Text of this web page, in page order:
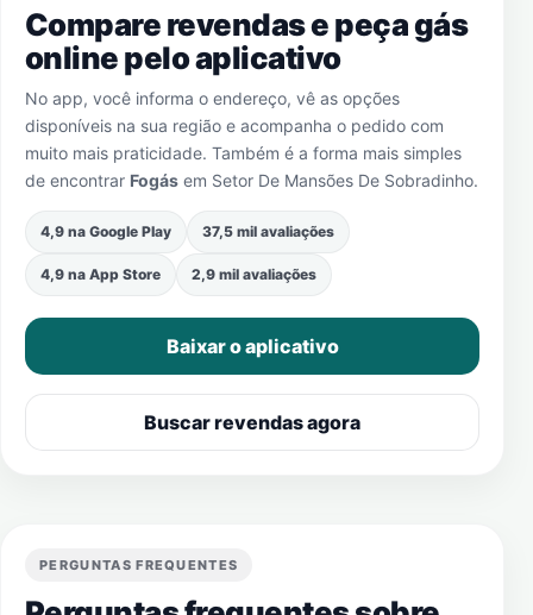
Compare revendas e peça gás
online pelo aplicativo
No app, você informa o endereço, vê as opções
disponíveis na sua região e acompanha o pedido com
muito mais praticidade. Também é a forma mais simples
de encontrar Fogás em Setor De Mansões De Sobradinho.
4,9 na Google Play 37,5 mil avaliações
4,9 na App Store 2,9 mil avaliações
Baixar o aplicativo
Buscar revendas agora
PERGUNTAS FREQUENTES